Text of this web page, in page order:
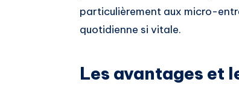
particulièrement aux micro-
quotidienne si vitale.
Les avantages et